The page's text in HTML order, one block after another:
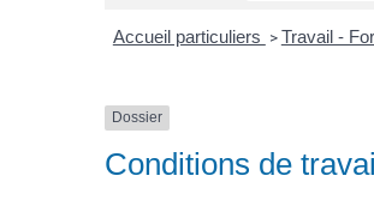
Accueil particuliers > Travail -
Dossier
Conditions de